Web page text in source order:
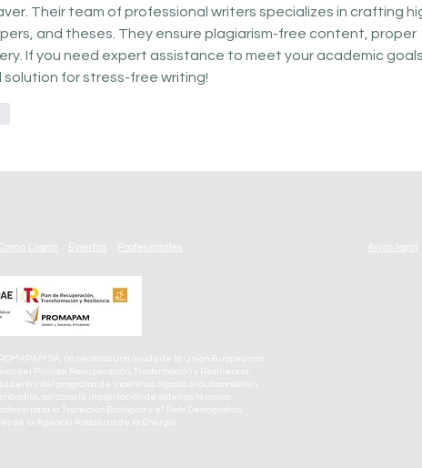
Their team of professional writers specializes in crafting
and theses. They ensure plagiarism-free content, proper
If you need expert assistance to meet your academic
for stress-free writing!
Aviso legal
Llegar Eventos Profesionales
SA, ha recibido una ayuda de la Unión Europea con
del Plan de Recuperación, Trasformación y Resiliencia,
dentro del programa de incentivos ligados al autoconsumo y
así como la implantación de sistemas térmicos
para la Transición Ecológica y el Reto Demográfico,
de la Agencia Andaluza de la Energía.